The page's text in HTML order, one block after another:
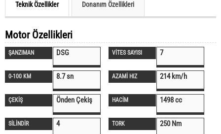
Teknik Özellikler Donanım Özellikleri
Motor Özellikleri
ŞANZIMAN DSG VİTES SAYISI 7
0-100 KM 8.7 sn AZAMİ HIZ 214 km/h
ÇEKİŞ Önden Çekiş HACİM 1498 cc
SİLİNDİR 4 TORK 250 Nm